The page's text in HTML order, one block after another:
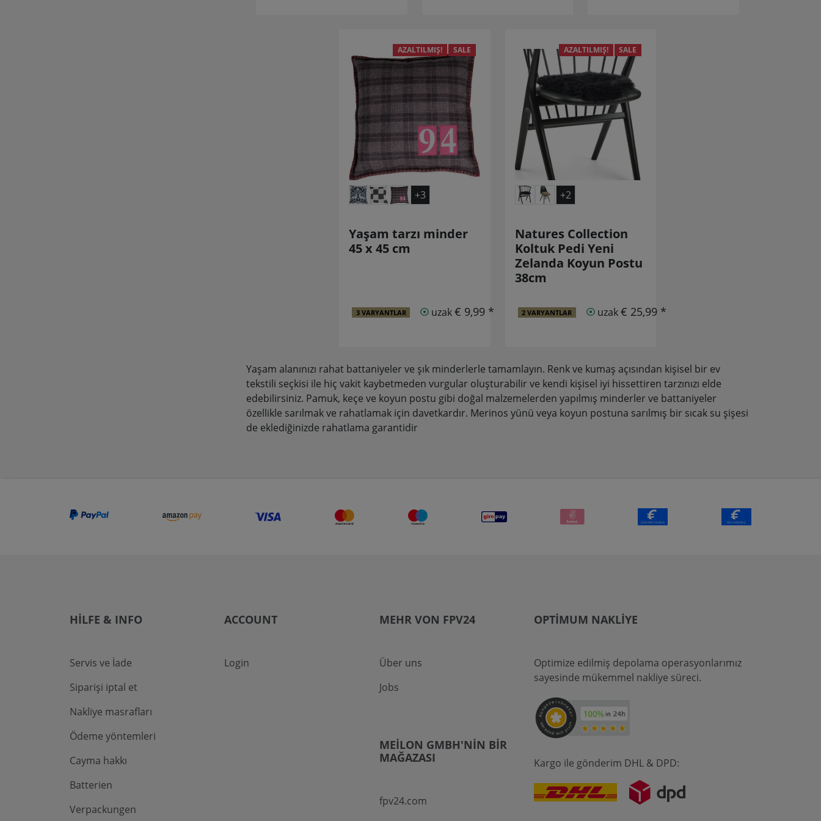
AZALTILMIŞ! SALE
+3
Yaşam tarzı minder
45 x 45 cm
uzak€ 9,99 *
3 VARYANTLAR
AZALTILMIŞ! SALE
+2
Natures Collection
Koltuk Pedi Yeni
Zelanda Koyun Postu
38cm
uzak€ 25,99 *
2 VARYANTLAR
Yaşam alanınızı rahat battaniyeler ve şık minderlerle tamamlayın. Renk ve kumaş açısından kişisel bir ev
tekstili seçkisi ile hiç vakit kaybetmeden vurgular oluşturabilir ve kendi kişisel iyi hissettiren tarzınızı elde
edebilirsiniz. Pamuk, keçe ve koyun postu gibi doğal malzemelerden yapılmış minderler ve battaniyeler
özellikle sarılmak ve rahatlamak için davetkardır. Merinos yünü veya koyun postuna sarılmış bir sıcak su şişesi
de eklediğinizde rahatlama garantidir
HILFE & INFO
Servis ve İade
Siparişi iptal et
Nakliye masrafları
Ödeme yöntemleri
Cayma hakkı
Batterien
Verpackungen
ACCOUNT
Login
MEHR VON FPV24
Über uns
Jobs
MEILON GMBH'NIN BIR
MAĞAZASI
fpv24.com
OPTIMUM NAKLIYE
Optimize edilmiş depolama operasyonlarımız
sayesinde mükemmel nakliye süreci.
Kargo ile gönderim DHL & DPD: